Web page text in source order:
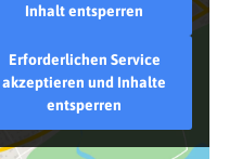
Inhalt entsperren
Erforderlichen Service
akzeptieren und Inhalte
entsperren